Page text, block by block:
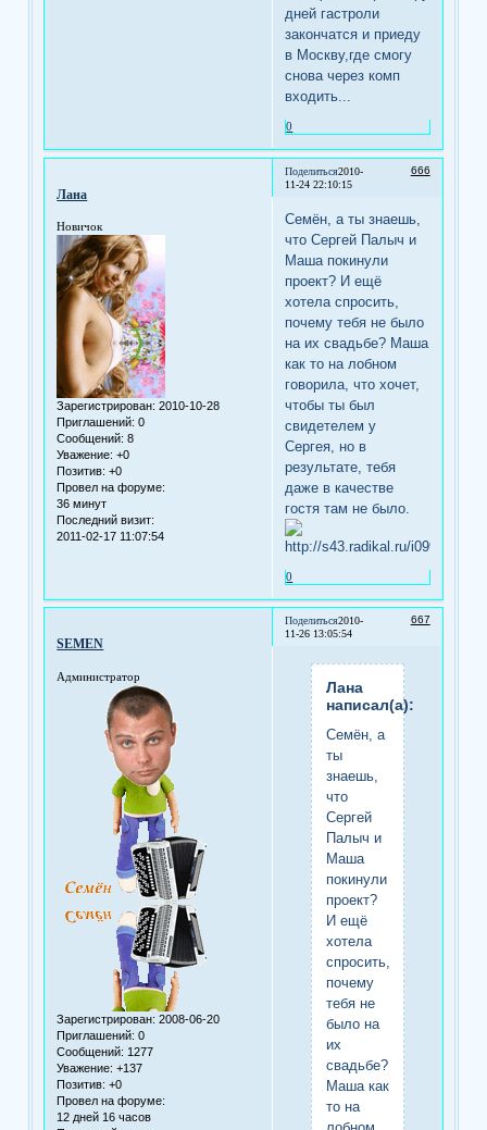
дней гастроли
закончатся и приеду
в Москву,где смогу
снова через комп
входить...
0
Поделиться 666
2010-
11-24 22:10:15
Лана
Новичок
Зарегистрирован: 2010-10-28
Приглашений: 0
Сообщений: 8
Уважение: +0
Позитив: +0
Провел на форуме:
36 минут
Последний визит:
2011-02-17 11:07:54
Семён, а ты знаешь,
что Сергей Палыч и
Маша покинули
проект? И ещё
хотела спросить,
почему тебя не было
на их свадьбе? Маша
как то на лобном
говорила, что хочет,
чтобы ты был
свидетелем у
Сергея, но в
результате, тебя
даже в качестве
гостя там не было.
0
Поделиться 667
2010-
11-26 13:05:54
SEMEN
Администратор
Зарегистрирован: 2008-06-20
Приглашений: 0
Сообщений: 1277
Уважение: +137
Позитив: +0
Провел на форуме:
12 дней 16 часов
Лана
написал(а):
Семён, а
ты
знаешь,
что
Сергей
Палыч и
Маша
покинули
проект?
И ещё
хотела
спросить,
почему
тебя не
было на
их
свадьбе?
Маша как
то на